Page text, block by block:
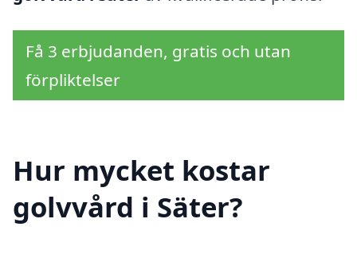
Få 3 erbjudanden, gratis och utan
förpliktelser
Hur mycket kostar
golvvård i Säter?